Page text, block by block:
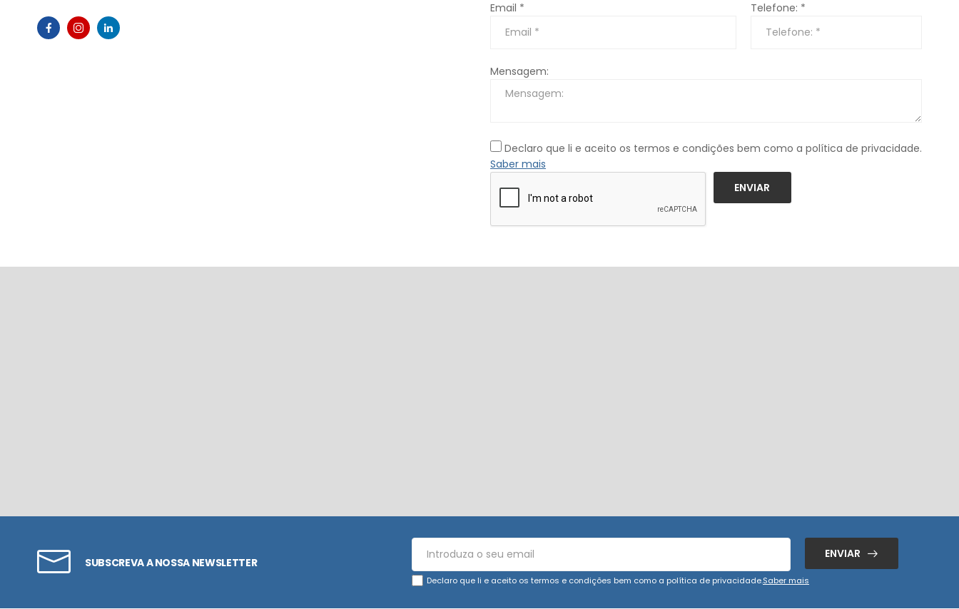
Email * Telefone: *
Mensagem:
Declaro que li e aceito os termos e condições bem como a política de privacidade.
Saber mais
ENVIAR
SUBSCREVA A NOSSA NEWSLETTER
ENVIAR
Declaro que li e aceito os termos e condições bem como a política de privacidade.Saber mais